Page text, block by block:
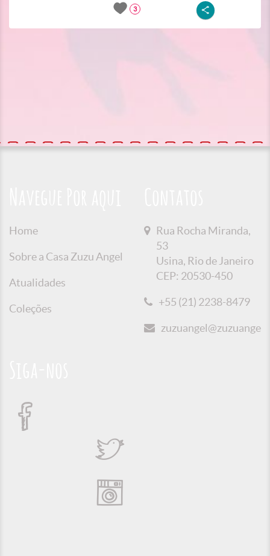
3
Home
Sobre a Casa Zuzu Angel
Atualidades
Coleções
Rua Rocha Miranda,
53
Usina, Rio de Janeiro
CEP: 20530-450
+55 (21) 2238-8479